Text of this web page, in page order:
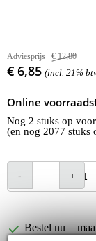
Adviesprijs € 12,80
€ 6,85 (incl. 21%
Online
Nog 2 stuks op
(en nog 2077 stuks
Bestel nu =